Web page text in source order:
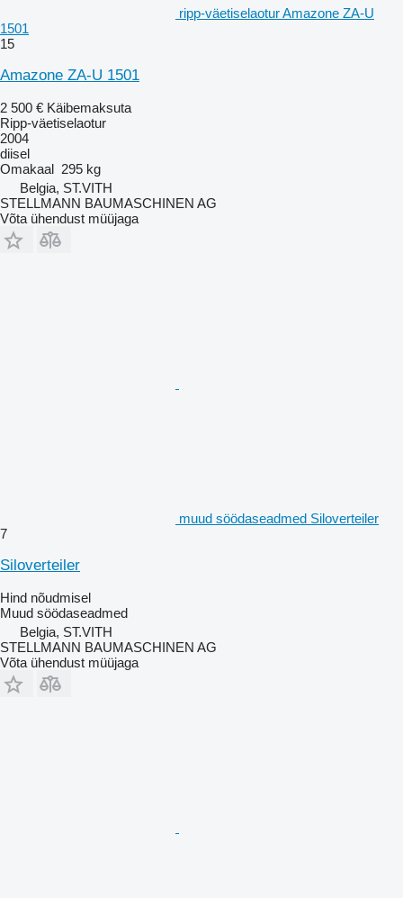
ripp-väetiselaotur Amazone ZA-U
1501
15
Amazone ZA-U 1501
2 500 € Käibemaksuta
Ripp-väetiselaotur
2004
diisel
Omakaal 295 kg
Belgia, ST.VITH
STELLMANN BAUMASCHINEN AG
Võta ühendust müüjaga
muud söödaseadmed Siloverteiler
7
Siloverteiler
Hind nõudmisel
Muud söödaseadmed
Belgia, ST.VITH
STELLMANN BAUMASCHINEN AG
Võta ühendust müüjaga